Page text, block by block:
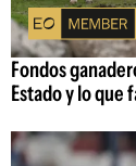
Fondos
Estado y lo que